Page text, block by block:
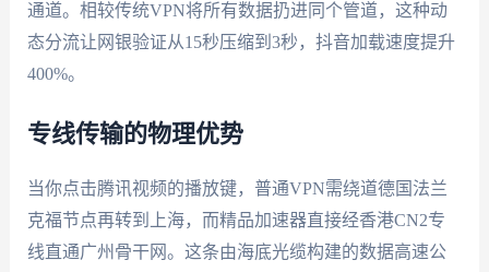
通道。相较传统VPN将所有数据扔进同个管道，这种动
态分流让网银验证从15秒压缩到3秒，抖音加载速度提升
400%。
专线传输的物理优势
当你点击腾讯视频的播放键，普通VPN需绕道德国法兰
克福节点再转到上海，而精品加速器直接经香港CN2专
线直通广州骨干网。这条由海底光缆构建的数据高速公